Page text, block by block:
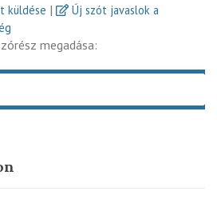
küldése |
Új szót javaslok a
megadása: